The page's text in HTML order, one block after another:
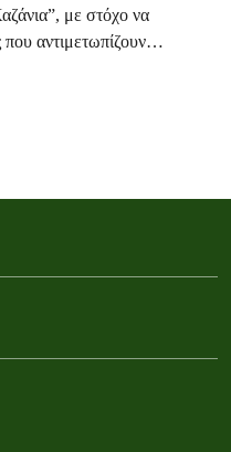
με στόχο να
αντιμετωπίζουν
και ειδικά σε περιόδους